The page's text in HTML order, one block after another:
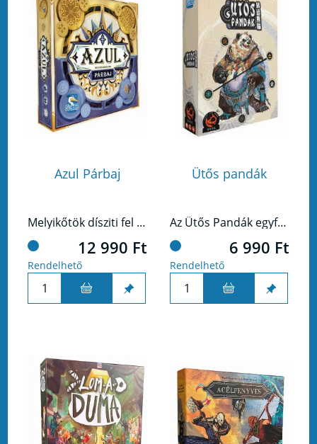
Azul Párbaj
Melyikőtök dísziti fel szebben a palota mennyezetét?
12 990 Ft
Rendelhető
Ütős pandák
Az Ütős Pandák egyfajta ütés-vivős kártyajáték, amit egy pakli különleges kártyával játszunk, agyafúrt, keleti szabályok szerint.
6 990 Ft
Rendelhető